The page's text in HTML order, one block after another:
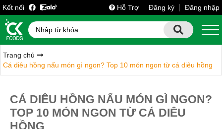
Kết nối Hỗ Trợ Đăng ký Đăng nhập
Trang chủ
Cá diêu hồng nấu món gì ngon? Top 10 món ngon từ cá diêu hồng
CÁ DIÊU HỒNG NẤU MÓN GÌ NGON?
TOP 10 MÓN NGON TỪ CÁ DIÊU
HỒNG